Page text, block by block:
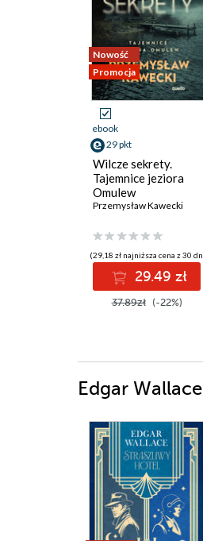
Nowość
Promocja
ebook
29 pkt
Wilcze sekrety.
Tajemnice jeziora
Omulew
Przemysław Kawecki
(29,18 zł najniższa cena z 30
29.49 zł
37.89zł (-22%)
Edgar